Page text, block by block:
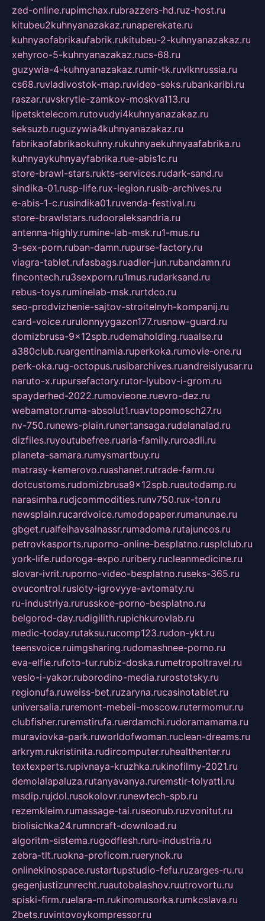
zed-online.rupimchax.rubrazzers-hd.ruz-host.ru
kitubeu2kuhnyanazakaz.runaperekate.ru
kuhnyaofabrikaufabrik.rukitubeu-2-kuhnyanazakaz.ru
xehyroo-5-kuhnyanazakaz.rucs-68.ru
guzywia-4-kuhnyanazakaz.rumir-tk.ruvlknrussia.ru
cs68.ruvladivostok-map.ruvideo-seks.rubankaribi.ru
raszar.ruvskrytie-zamkov-moskva113.ru
lipetsktelecom.rutovudyi4kuhnyanazakaz.ru
seksuzb.ruguzywia4kuhnyanazakaz.ru
fabrikaofabrikaokuhny.rukuhnyaekuhnyaafabrika.ru
kuhnyaykuhnyayfabrika.rue-abis1c.ru
store-brawl-stars.rukts-services.rudark-sand.ru
sindika-01.rusp-life.rux-legion.rusib-archives.ru
e-abis-1-c.rusindika01.ruvenda-festival.ru
store-brawlstars.rudooraleksandria.ru
antenna-highly.rumine-lab-msk.ru1-mus.ru
3-sex-porn.ruban-damn.rupurse-factory.ru
viagra-tablet.rufasbags.ruadler-jun.rubandamn.ru
fincontech.ru3sexporn.ru1mus.rudarksand.ru
rebus-toys.ruminelab-msk.rurtdco.ru
seo-prodvizhenie-sajtov-stroitelnyh-kompanij.ru
card-voice.rurulonnyygazon177.rusnow-guard.ru
domizbrusa-9x12spb.rudemaholding.ruaalse.ru
a380club.ruargentinamia.ruperkoka.rumovie-one.ru
perk-oka.rug-octopus.rusibarchives.ruandreislyusar.ru
naruto-x.rupursefactory.rutor-lyubov-i-grom.ru
spayderhed-2022.rumovieone.ruevro-dez.ru
webamator.ruma-absolut1.ruavtopomosch27.ru
nv-750.runews-plain.runertansaga.rudelanalad.ru
dizfiles.ruyoutubefree.ruaria-family.ruroadli.ru
planeta-samara.rumysmartbuy.ru
matrasy-kemerovo.ruashanet.rutrade-farm.ru
dotcustoms.rudomizbrusa9x12spb.ruautodamp.ru
narasimha.rudjcommodities.runv750.rux-ton.ru
newsplain.rucardvoice.rumodopaper.rumanunae.ru
gbget.rualfeihavsalnassr.rumadoma.rutajuncos.ru
petrovkasports.ruporno-online-besplatno.rusplclub.ru
york-life.rudoroga-expo.ruribery.rucleanmedicine.ru
slovar-ivrit.ruporno-video-besplatno.ruseks-365.ru
ovucontrol.rusloty-igrovyye-avtomaty.ru
ru-industriya.rurusskoe-porno-besplatno.ru
belgorod-day.rudigilith.rupichkurovlab.ru
medic-today.rutaksu.rucomp123.rudon-ykt.ru
teensvoice.ruimgsharing.rudomashnee-porno.ru
eva-elfie.rufoto-tur.rubiz-doska.rumetropoltravel.ru
veslo-i-yakor.ruborodino-media.rurostotsky.ru
regionufa.ruweiss-bet.ruzaryna.rucasinotablet.ru
universalia.ruremont-mebeli-moscow.rutermomur.ru
clubfisher.ruremstirufa.ruerdamchi.rudoramamama.ru
muraviovka-park.ruworldofwoman.ruclean-dreams.ru
arkrym.rukristinita.rudircomputer.ruhealthenter.ru
textexperts.rupivnaya-kruzhka.rukinofilmy-2021.ru
demolalapaluza.rutanyavanya.ruremstir-tolyatti.ru
msdip.rujdol.rusokolovr.runewtech-spb.ru
rezemkleim.rumassage-tai.ruseonub.ruzvonitut.ru
biolisichka24.rumncraft-download.ru
algoritm-sistema.rugodflesh.ruru-industria.ru
zebra-tlt.ruokna-proficom.ruerynok.ru
onlinekinospace.rustartupstudio-fefu.ruzarges-ru.ru
gegenjustizunrecht.ruautobalashov.ruutrovortu.ru
spiski-firm.ruelara-m.rukinomusorka.rumkcslava.ru
2bets.ruvintovoykompressor.ru